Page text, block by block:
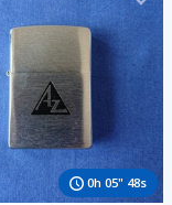
0h 05" 47s